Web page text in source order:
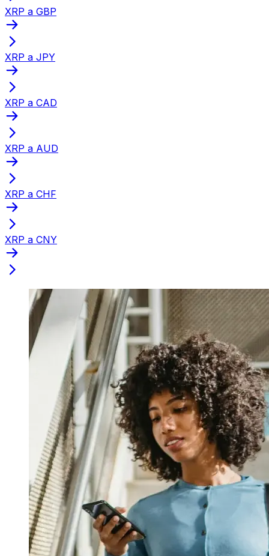
XRP a GBP
XRP a JPY
XRP a CAD
XRP a AUD
XRP a CHF
XRP a CNY